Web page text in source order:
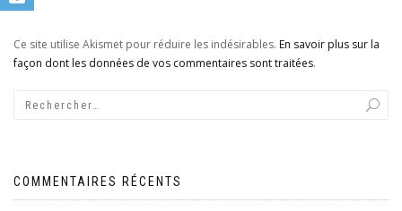
Ce site utilise Akismet pour réduire les indésirables. En savoir plus sur la
façon dont les données de vos commentaires sont traitées.
COMMENTAIRES RÉCENTS